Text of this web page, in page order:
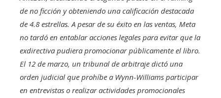
de no ficción y obteniendo una calificación destacada
de 4.8 estrellas. A pesar de su éxito en las ventas, Meta
no tardó en entablar acciones legales para evitar que la
exdirectiva pudiera promocionar públicamente el libro.
El 12 de marzo, un tribunal de arbitraje dictó una
orden judicial que prohíbe a Wynn-Williams participar
en entrevistas o realizar actividades promocionales